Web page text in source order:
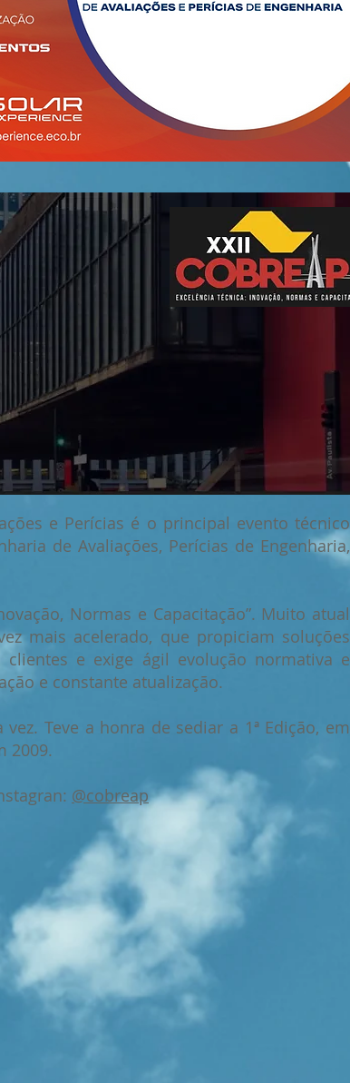
e Perícias é o principal evento técnico
de Avaliações, Perícias de Engenharia,
Normas e Capacitação”. Muito atual
mais acelerado, que propiciam soluções
e exige ágil evolução normativa e
e constante atualização.
Teve a honra de sediar a 1ª Edição, em
2009.
@cobreap